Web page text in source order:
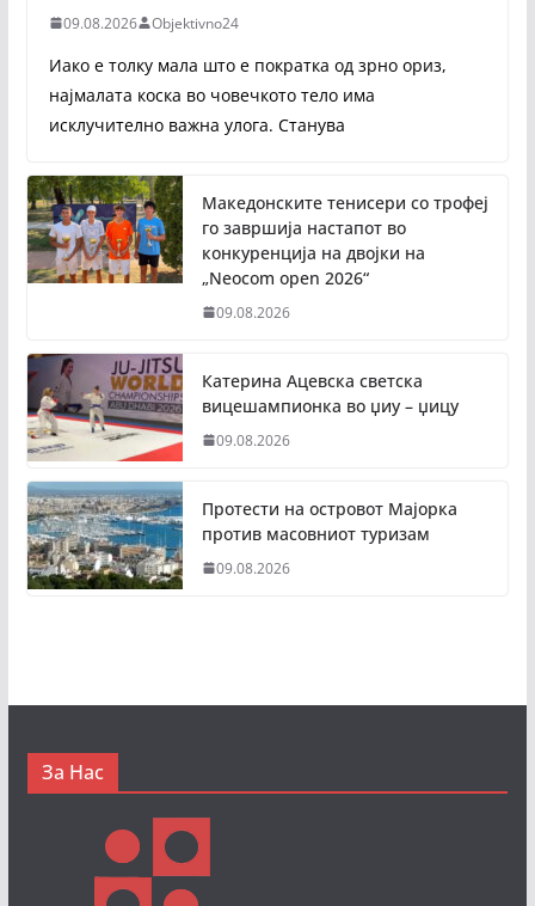
09.08.2026 Objektivno24
Иако е толку мала што е пократка од зрно ориз,
најмалата коска во човечкото тело има
исклучително важна улога. Станува
Македонските тенисери со трофеј
го завршија настапот во
конкуренција на двојки на
„Neocom open 2026“
09.08.2026
Катерина Ацевска светска
вицешампионка во џиу – џицу
09.08.2026
Протести на островот Мајорка
против масовниот туризам
09.08.2026
За Нас